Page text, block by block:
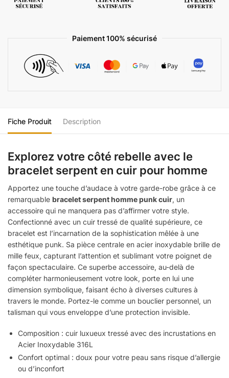
Paiement 100% sécurisé
Fiche Produit Description
Explorez votre côté rebelle avec le
bracelet serpent en cuir pour homme
Apportez une touche d’audace à votre garde-robe grâce à ce
remarquable bracelet serpent homme punk cuir, un
accessoire qui ne manquera pas d’affirmer votre style.
Confectionné avec un cuir tressé de qualité supérieure, ce
bracelet est l’incarnation de la sophistication mêlée à une
esthétique punk. Sa pièce centrale en acier inoxydable brille de
mille feux, capturant l’attention et sublimant votre poignet de
façon spectaculaire. Ce superbe accessoire, au-delà de
compléter harmonieusement votre look, porte en lui une
dimension symbolique, faisant écho à diverses cultures à
travers le monde. Portez-le comme un bouclier personnel, un
talisman qui vous enveloppe d’une protection invisible.
Composition : cuir luxueux tressé avec des incrustations en
Acier Inoxydable 316L
Confort optimal : doux pour votre peau sans risque d’allergie
ou d’inconfort